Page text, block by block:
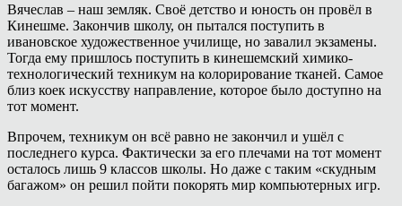
Вячеслав – наш земляк. Своё детство и юность он провёл в
Кинешме. Закончив школу, он пытался поступить в
ивановское художественное училище, но завалил экзамены.
Тогда ему пришлось поступить в кинешемский химико-
технологический техникум на колорирование тканей. Самое
близ коек искусству направление, которое было доступно на
тот момент.
Впрочем, техникум он всё равно не закончил и ушёл с
последнего курса. Фактически за его плечами на тот момент
осталось лишь 9 классов школы. Но даже с таким «скудным
багажом» он решил пойти покорять мир компьютерных игр.